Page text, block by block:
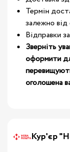
Термін
залежно від
Відправки
Зверніть
оформити
оголошена
Кур'єр